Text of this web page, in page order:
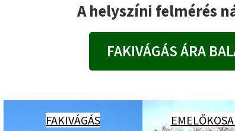
A helyszíni felmérés
FAKIVÁGÁS ÁRA
FAKIVÁGÁS